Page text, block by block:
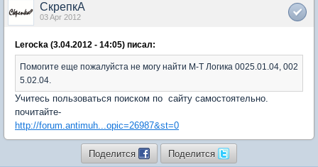
СкрепкА
03 Apr 2012
Lerocka (3.04.2012 - 14:05) писал:
Помогите еще пожалуйста не могу найти М-Т Логика 0025.01.04, 002
5.02.04.
Учитесь пользоваться поиском по сайту самостоятельно.
почитайте-
http://forum.antimuh...opic=26987&st=0
Поделится Поделится